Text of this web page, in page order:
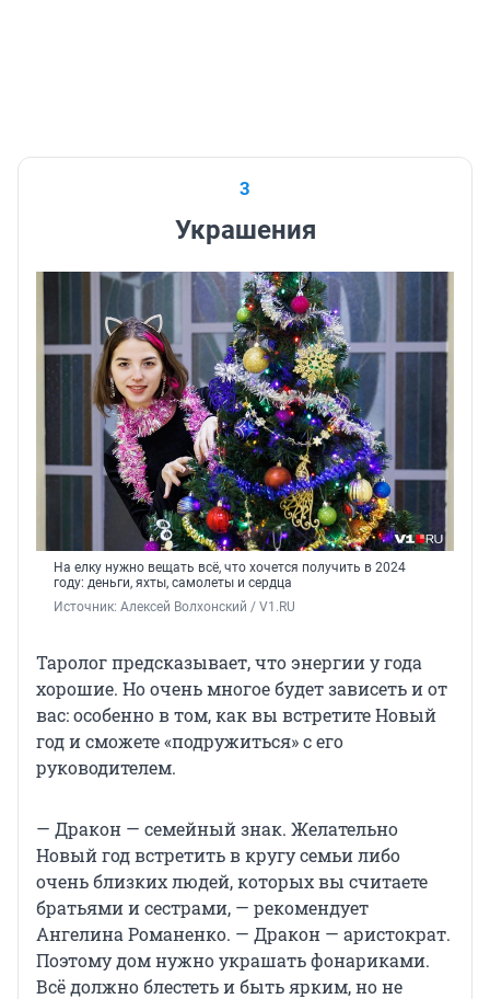
3
Украшения
На елку нужно вещать всё, что хочется получить в 2024
году: деньги, яхты, самолеты и сердца
Источник: Алексей Волхонский / V1.RU
Таролог предсказывает, что энергии у года
хорошие. Но очень многое будет зависеть и от
вас: особенно в том, как вы встретите Новый
год и сможете «подружиться» с его
руководителем.
— Дракон — семейный знак. Желательно
Новый год встретить в кругу семьи либо
очень близких людей, которых вы считаете
братьями и сестрами, — рекомендует
Ангелина Романенко. — Дракон — аристократ.
Поэтому дом нужно украшать фонариками.
Всё должно блестеть и быть ярким, но не